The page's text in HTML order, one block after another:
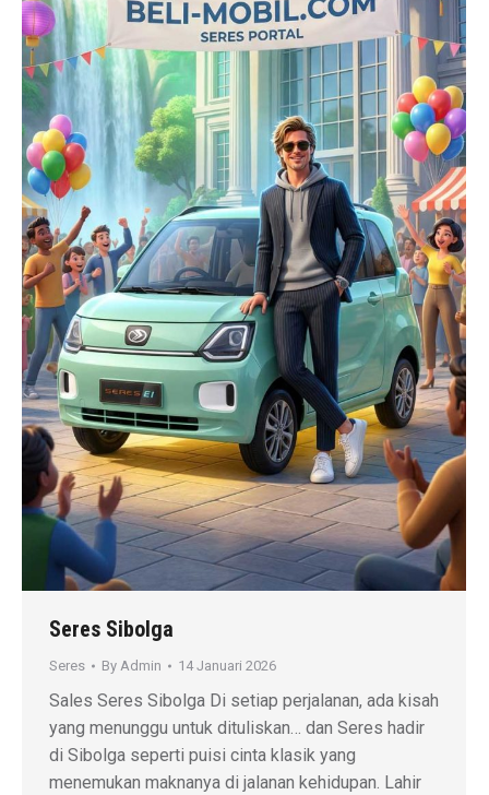
Seres Sibolga
Seres By Admin 14 Januari 2026
Sales Seres Sibolga Di setiap perjalanan, ada kisah
yang menunggu untuk dituliskan… dan Seres hadir
di Sibolga seperti puisi cinta klasik yang
menemukan maknanya di jalanan kehidupan. Lahir